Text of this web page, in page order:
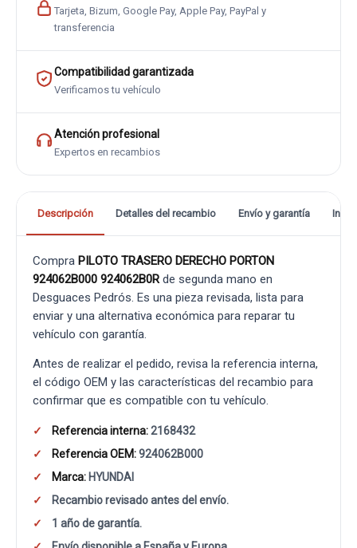
Tarjeta, Bizum, Google Pay, Apple Pay, PayPal y
transferencia
Compatibilidad garantizada
Verificamos tu vehículo
Atención profesional
Expertos en recambios
Descripción Detalles del recambio Envío y garantía
Compra PILOTO TRASERO DERECHO PORTON
924062B000 924062B0Rde segunda mano en
Desguaces Pedrós. Es una pieza revisada, lista para
enviar y una alternativa económica para reparar tu
vehículo con garantía.
Antes de realizar el pedido, revisa la referencia interna,
el código OEM y las características del recambio para
confirmar que es compatible con tu vehículo.
Referencia interna:2168432
Referencia OEM:924062B000
Marca: HYUNDAI
Recambio revisado antes del envío.
1 año de garantía.